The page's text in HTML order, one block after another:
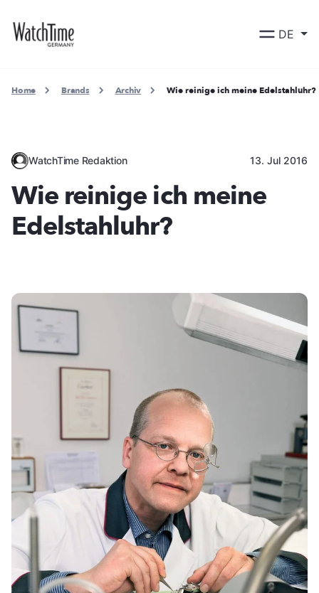
DE
Home Brands Archiv Wie reinige ich meine Edelstahluhr?
WatchTime Redaktion 13. Jul 2016
Wie reinige ich meine
Edelstahluhr?